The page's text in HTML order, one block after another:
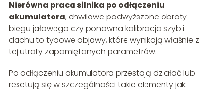
Nierówna praca silnika po odłączeniu
akumulatora, chwilowe podwyższone obroty
biegu jałowego czy ponowna kalibracja szyb i
dachu to typowe objawy, które wynikają właśnie z
tej utraty zapamiętanych parametrów.
Po odłączeniu akumulatora przestają działać lub
resetują się w szczególności takie elementy jak: